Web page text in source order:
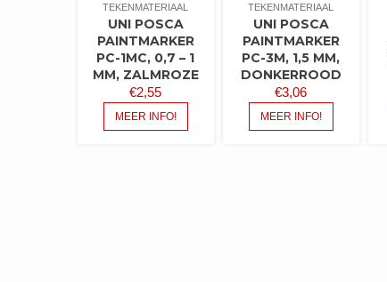
TEKENMATERIAAL
UNI POSCA
PAINTMARKER
PC-1MC, 0,7 – 1
MM, ZALMROZE
€2,55
MEER INFO!
TEKENMATERIAAL
UNI POSCA
PAINTMARKER
PC-3M, 1,5 MM,
DONKERROOD
€3,06
MEER INFO!